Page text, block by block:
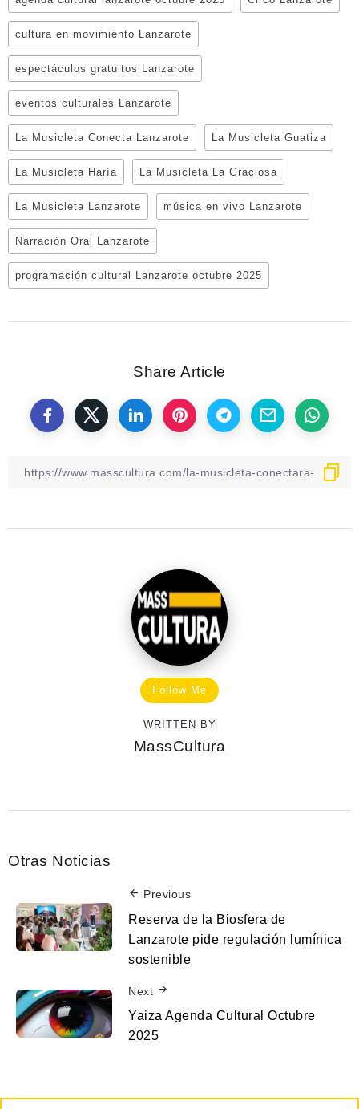
cultura en movimiento Lanzarote
espectáculos gratuitos Lanzarote
eventos culturales Lanzarote
La Musicleta Conecta Lanzarote La Musicleta Guatiza
La Musicleta Haría La Musicleta La Graciosa
La Musicleta Lanzarote música en vivo Lanzarote
Narración Oral Lanzarote
programación cultural Lanzarote octubre 2025
Share Article
Follow Me
WRITTEN BY
MassCultura
Otras Noticias
Previous
Reserva de la Biosfera de
Lanzarote pide regulación lumínica
sostenible
Next
Yaiza Agenda Cultural Octubre
2025